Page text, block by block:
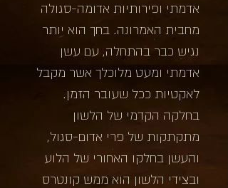
אדמתי ופירותיות אדומה-סגולה
מחבית האמרונה. בחך הוא יותר
נגיש כבר בהתחלה, עם עשן
אדמתי ומעט מלוכלך אשר מקבל
לאקטיות ככל שעובר הזמן.
בחלקה הקדמי של הלשון
מתקתקות של פרי אדום-סגול,
והעשן בחלקו האחורי של הלוע
ובצידי הלשון הוא ממש קונטרס